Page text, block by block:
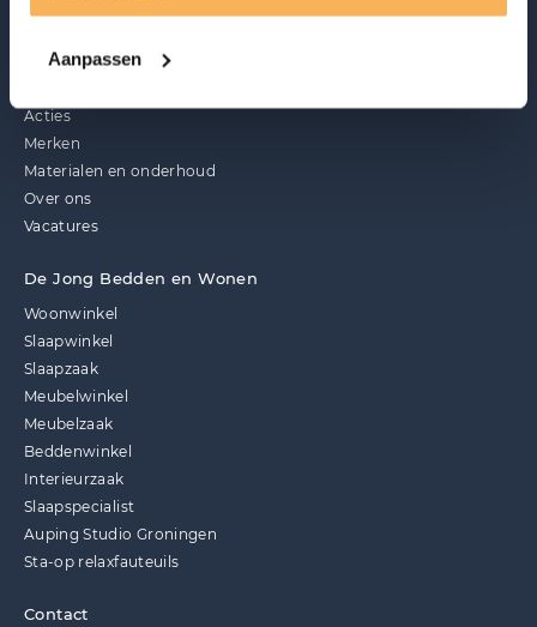
Aanpassen
Acties
Merken
Materialen en onderhoud
Over ons
Vacatures
De Jong Bedden en Wonen
Woonwinkel
Slaapwinkel
Slaapzaak
Meubelwinkel
Meubelzaak
Beddenwinkel
Interieurzaak
Slaapspecialist
Auping Studio Groningen
Sta-op relaxfauteuils
Contact